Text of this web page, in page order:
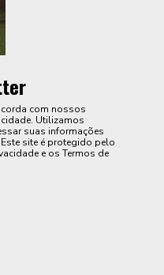
com nossos
Utilizamos
suas informações
site é protegido pelo
e os Termos de